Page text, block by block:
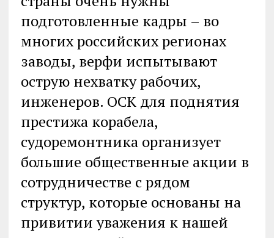
подготовленные кадры – во
многих российских регионах
заводы, верфи испытывают
острую нехватку рабочих,
инженеров. ОСК для поднятия
престижа корабела,
судоремонтника организует
большие общественные акции в
сотрудничестве с рядом
структур, которые основаны на
привитии уважения к нашей